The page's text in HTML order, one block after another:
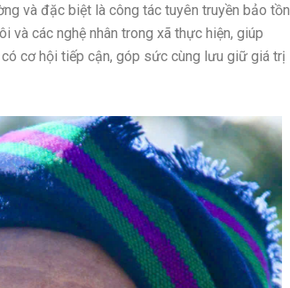
và đặc biệt là công tác tuyên truyền bảo tồn
và các nghệ nhân trong xã thực hiện, giúp
cơ hội tiếp cận, góp sức cùng lưu giữ giá trị